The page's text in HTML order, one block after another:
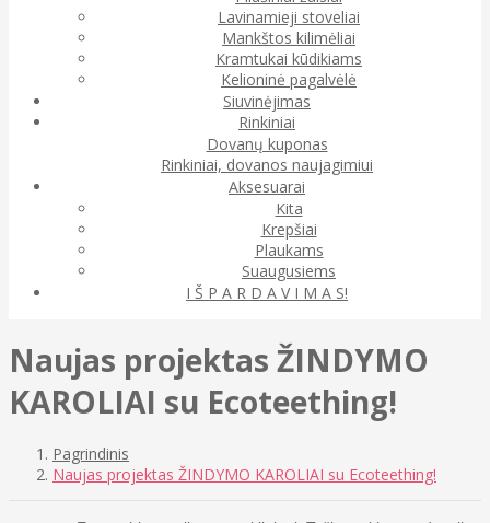
Lavinamieji stoveliai
Mankštos kilimėliai
Kramtukai kūdikiams
Kelioninė pagalvėlė
Siuvinėjimas
Rinkiniai
Dovanų kuponas
Rinkiniai, dovanos naujagimiui
Aksesuarai
Kita
Krepšiai
Plaukams
Suaugusiems
I Š P A R D A V I M A S!
Naujas projektas ŽINDYMO
KAROLIAI su Ecoteething!
Pagrindinis
Naujas projektas ŽINDYMO KAROLIAI su Ecoteething!